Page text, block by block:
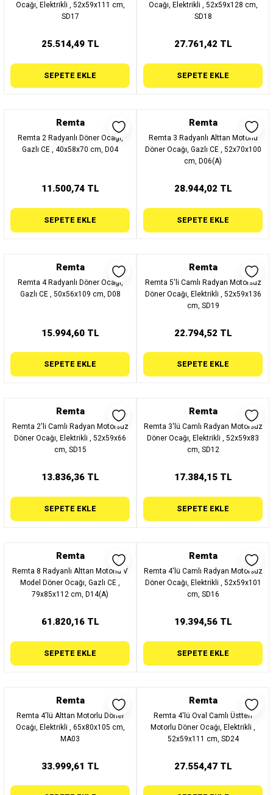
Ocağı, Elektrikli , 52x59x111 cm,
SD17
25.514,49 TL
SEPETE EKLE
Ocağı, Elektrikli , 52x59x128 cm,
SD18
27.761,42 TL
SEPETE EKLE
Remta
Remta 2 Radyanlı Döner Ocağı,
Gazlı CE , 40x58x70 cm, D04
11.500,74 TL
SEPETE EKLE
Remta
Remta 3 Radyanlı Alttan Motorlu
Döner Ocağı, Gazlı CE , 52x70x100
cm, D06(A)
28.944,02 TL
SEPETE EKLE
Remta
Remta 4 Radyanlı Döner Ocağı,
Gazlı CE , 50x56x109 cm, D08
15.994,60 TL
SEPETE EKLE
Remta
Remta 5'li Camlı Radyan Motorsuz
Döner Ocağı, Elektrikli , 52x59x136
cm, SD19
22.794,52 TL
SEPETE EKLE
Remta
Remta 2'li Camlı Radyan Motorsuz
Döner Ocağı, Elektrikli , 52x59x66
cm, SD15
13.836,36 TL
SEPETE EKLE
Remta
Remta 3'lü Camlı Radyan Motorsuz
Döner Ocağı, Elektrikli , 52x59x83
cm, SD12
17.384,15 TL
SEPETE EKLE
Remta
Remta 8 Radyanlı Alttan Motorlu V
Model Döner Ocağı, Gazlı CE ,
79x85x112 cm, D14(A)
61.820,16 TL
SEPETE EKLE
Remta
Remta 4'lü Camlı Radyan Motorsuz
Döner Ocağı, Elektrikli , 52x59x101
cm, SD16
19.394,56 TL
SEPETE EKLE
Remta
Remta 4'lü Alttan Motorlu Döner
Ocağı, Elektrikli , 65x80x105 cm,
MA03
33.999,61 TL
Remta
Remta 4'lü Oval Camlı Üstten
Motorlu Döner Ocağı, Elektrikli ,
52x59x111 cm, SD24
27.554,47 TL